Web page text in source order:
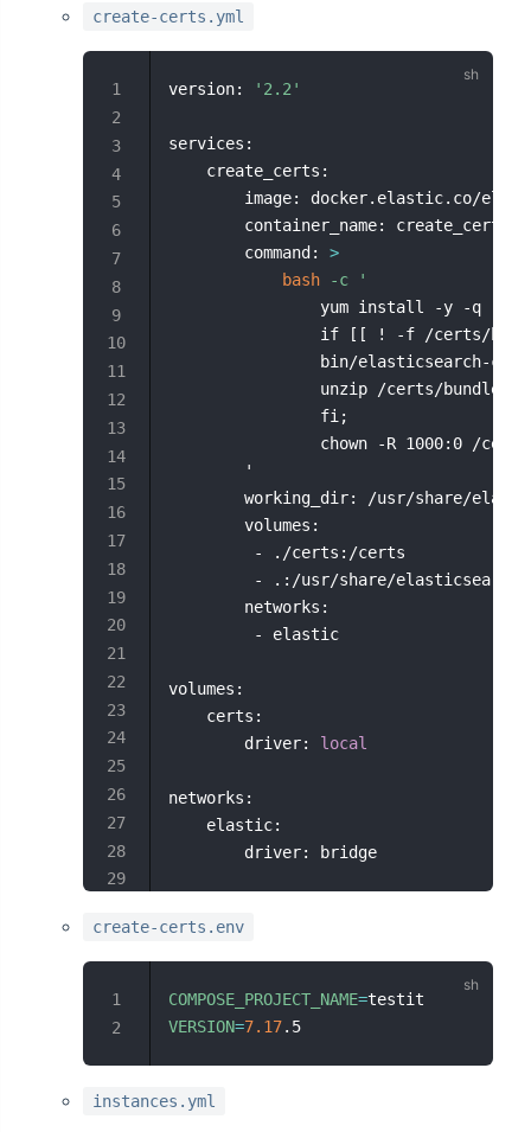
create-certs.yml
version: '2.2'
services:
    create_certs:
image: docker.elastic.co/
        container_name: create_certs
        command:
>
bash
-c
'
yum install -y -q -e
if [[ ! -f /certs/
bin/elasticsearch-
unzip /certs/
                fi;
                chown -R 1000:0 /certs
        '
working_dir: /usr/share/
        volumes:
         - ./certs:/certs
- .:/usr/share/
        networks:
         - elastic
volumes:
    certs:
        driver:
local
networks:
    elastic:
        driver: bridge
create-certs.env
COMPOSE_PROJECT_NAME=testit
VERSION=7.17.5
instances.yml